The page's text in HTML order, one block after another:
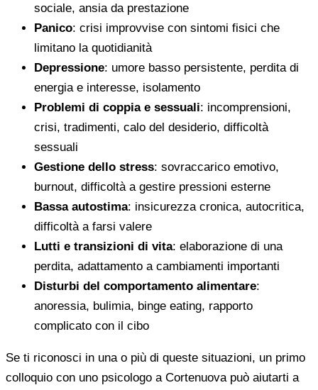
sociale, ansia da prestazione
Panico: crisi improvvise con sintomi fisici che
limitano la quotidianità
Depressione: umore basso persistente, perdita di
energia e interesse, isolamento
Problemi di coppia e sessuali: incomprensioni,
crisi, tradimenti, calo del desiderio, difficoltà
sessuali
Gestione dello stress: sovraccarico emotivo,
burnout, difficoltà a gestire pressioni esterne
Bassa autostima: insicurezza cronica, autocritica,
difficoltà a farsi valere
Lutti e transizioni di vita: elaborazione di una
perdita, adattamento a cambiamenti importanti
Disturbi del comportamento alimentare:
anoressia, bulimia, binge eating, rapporto
complicato con il cibo
Se ti riconosci in una o più di queste situazioni, un primo
colloquio con uno psicologo a Cortenuova può aiutarti a